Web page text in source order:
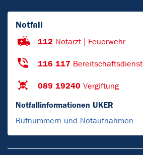
Notfall
112 Notarzt | Feuerwehr
116 117 Bereitschaftsdienst
089 19240 Vergiftung
Notfallinformationen UKER
Rufnummern und Notaufnahmen